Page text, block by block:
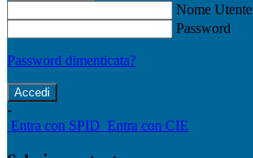
Nome Utente
Password
Password dimenticata?
-
Entra con SPID Entra con CIE